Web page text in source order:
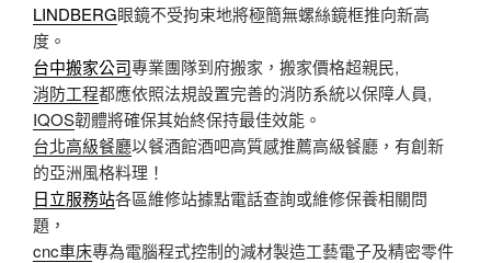
LINDBERG眼鏡不受拘束地將極簡無螺絲鏡框推向新高
度。
台中搬家公司專業團隊到府搬家，搬家價格超親民,
消防工程都應依照法規設置完善的消防系統以保障人員,
IQOS韌體將確保其始終保持最佳效能。
台北高級餐廳以餐酒館酒吧高質感推薦高級餐廳，有創新
的亞洲風格料理！
日立服務站各區維修站據點電話查詢或維修保養相關問
題，
cnc車床專為電腦程式控制的減材製造工藝電子及精密零件